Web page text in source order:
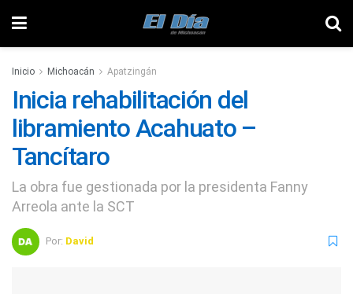
Inicio Michoacán Apatzingán
Inicia rehabilitación del
libramiento Acahuato –
Tancítaro
La obra fue gestionada por la presidenta Fanny
Arreola ante la SCT
Por: David